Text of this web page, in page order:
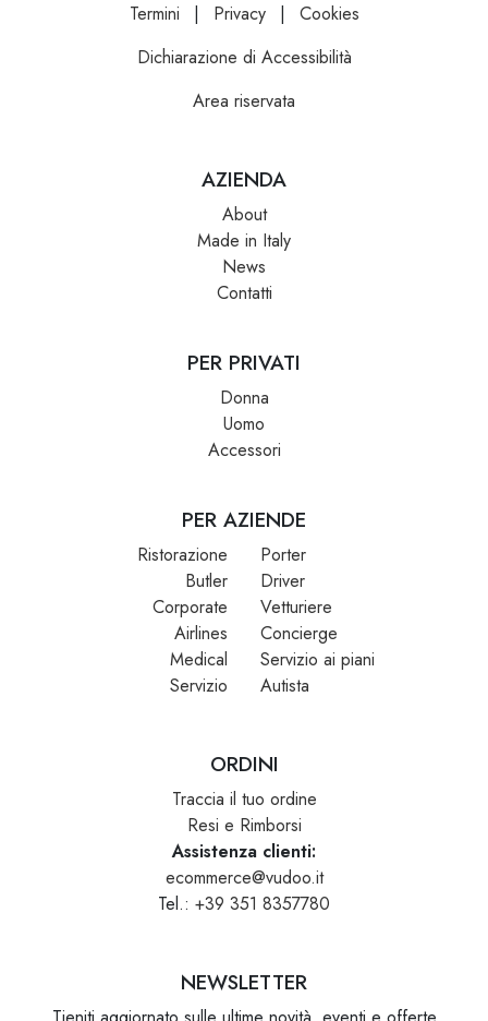
Termini
| Privacy |
Cookies
Dichiarazione di Accessibilità
Area riservata
AZIENDA
About
Made in Italy
News
Contatti
PER PRIVATI
Donna
Uomo
Accessori
PER AZIENDE
Ristorazione
Butler
Corporate
Airlines
Medical
Servizio
Porter
Driver
Vetturiere
Concierge
Servizio ai piani
Autista
ORDINI
Traccia il tuo ordine
Resi e Rimborsi
Assistenza clienti:
ecommerce@vudoo.it
Tel.: +39 351 8357780
NEWSLETTER